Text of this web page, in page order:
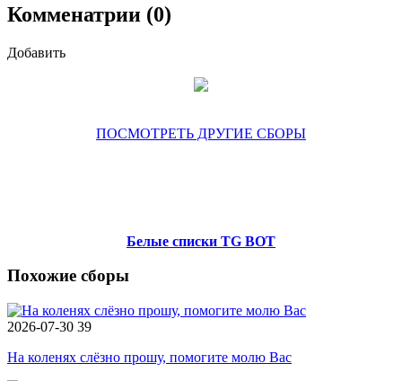
Комменатрии (0)
Добавить
ПОСМОТРЕТЬ ДРУГИЕ СБОРЫ
Белые списки TG BOT
Похожие сборы
2026-07-30 39
На коленях слёзно прошу, помогите молю Вас